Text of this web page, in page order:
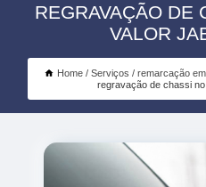
REGRAVAÇÃO DE
VALOR
Home Serviços remarcação
regravação de chassi